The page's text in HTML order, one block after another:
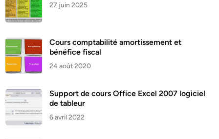
27 juin 2025
Cours comptabilité amortissement et
bénéfice fiscal
24 août 2020
Support de cours Office Excel 2007 logiciel
de tableur
6 avril 2022